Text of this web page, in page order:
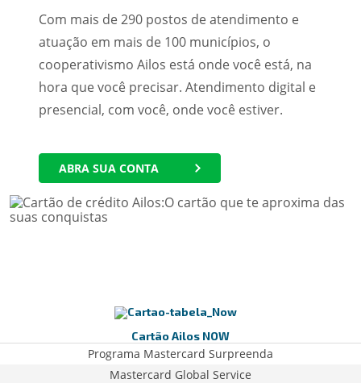
Com mais de 290 postos de atendimento e
atuação em mais de 100 municípios, o
cooperativismo Ailos está onde você está, na
hora que você precisar. Atendimento digital e
presencial, com você, onde você estiver.
ABRA SUA CONTA
Cartão Ailos NOW
Programa Mastercard Surpreenda
Mastercard Global Service